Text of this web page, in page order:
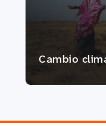
Cambio